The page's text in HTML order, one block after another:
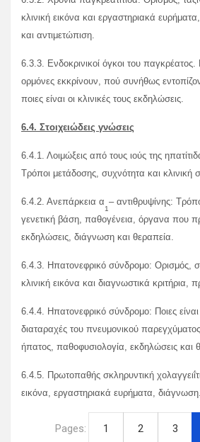
κλινική εικόνα και εργαστηριακά
και αντιμετώπιση.
6.3.3. Ενδοκρινικοί όγκοι του παγκρέατος.
ορμόνες εκκρίνουν, πού συνήθως
ποιες είναι οι κλινικές τους εκδηλώσεις.
6.4. Στοιχειώδεις γνώσεις
6.4.1. Λοιμώξεις από τους ιούς της
Τρόποι μετάδοσης, συχνότητα και κλινική
6.4.2. Ανεπάρκεια α
1
– αντιθρυψίνης:
γενετική βάση, παθογένεια, όργανα που
εκδηλώσεις, διάγνωση και θεραπεία.
6.4.3. Ηπατονεφρικό σύνδρομο: Ορισμός,
κλινική εικόνα και διαγνωστικά κριτήρια,
6.4.4. Ηπατονεφρικό σύνδρομο: Ποιες είναι
διαταραχές του πνευμονικού
ήπατος, παθοφυσιολογία, εκδηλώσεις και
6.4.5. Πρωτοπαθής σκληρυντική
εικόνα, εργαστηριακά ευρήματα, διάγνωση.
Pages: 1 2 3